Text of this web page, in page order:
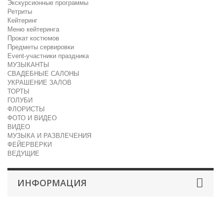
Экскурсионные программы
Ретриты
Кейтеринг
Меню кейтеринга
Прокат костюмов
Предметы сервировки
Event-участники праздника
МУЗЫКАНТЫ
СВАДЕБНЫЕ САЛОНЫ
УКРАШЕНИЕ ЗАЛОВ
ТОРТЫ
ГОЛУБИ
ФЛОРИСТЫ
ФОТО И ВИДЕО
ВИДЕО
МУЗЫКА И РАЗВЛЕЧЕНИЯ
ФЕЙЕРВЕРКИ
ВЕДУЩИЕ
ИНФОРМАЦИЯ